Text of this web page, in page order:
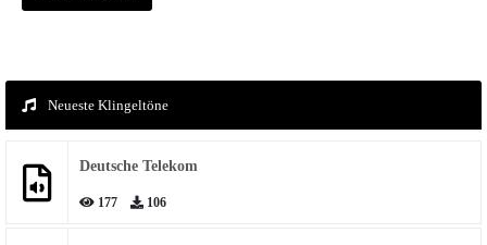
Neueste Klingeltöne
Deutsche Telekom
177 106